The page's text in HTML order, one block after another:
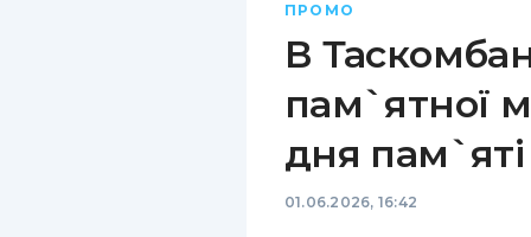
ПРОМО
В
пам`ятної
дня
01.06.2026, 16:42